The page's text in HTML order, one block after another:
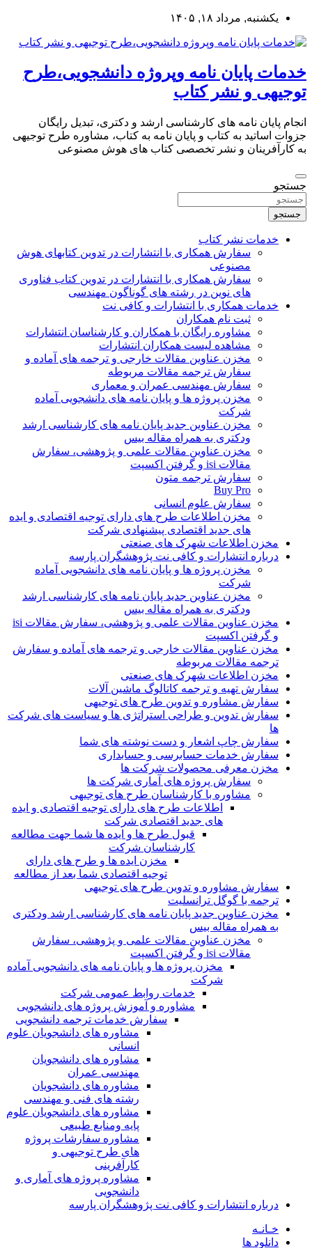
بروید
یکشنبه, مرداد ۱۸, ۱۴۰۵
خدمات پایان نامه وپروژه دانشجویی،طرح
توجیهی و نشر کتاب
انجام پایان نامه های کارشناسی ارشد و دکتری، تبدیل رایگان
جزوات اساتید به کتاب و پایان نامه به کتاب، مشاوره طرح توجیهی
به کارآفرینان و نشر تخصصی کتاب های هوش مصنوعی
جستجو
جستجو
خدمات نشر کتاب
سفارش همکاری با انتشارات در تدوین کتابهای هوش
مصنوعی
سفارش همکاری با انتشارات در تدوین کتاب فناوری
های نوین در رشته های گوناگون مهندسی
خدمات همکاری با انتشارات و کافی نت
ثبت نام همکاران
مشاوره رایگان با همکاران و کارشناسان انتشارات
مشاهده لیست همکاران انتشارات
مخزن عناوین مقالات خارجی و ترجمه های آماده و
سفارش ترجمه مقالات مربوطه
سفارش مهندسی عمران و معماری
مخزن پروژه ها و پایان نامه های دانشجویی آماده
شرکت
مخزن عناوین جدید پایان نامه های کارشناسی ارشد
ودکتری به همراه مقاله بیس
مخزن عناوین مقالات علمی و پژوهشی، سفارش
مقالات isi و گرفتن اکسپت
سفارش ترجمه متون
Buy Pro
سفارش علوم انسانی
مخزن اطلاعات طرح های دارای توجیه اقتصادی و ایده
های جدید اقتصادی پیشنهادی شرکت
مخزن اطلاعات شهرک های صنعتی
درباره انتشارات و کافی نت پژوهشگران پارسه
مخزن پروژه ها و پایان نامه های دانشجویی آماده
شرکت
مخزن عناوین جدید پایان نامه های کارشناسی ارشد
ودکتری به همراه مقاله بیس
مخزن عناوین مقالات علمی و پژوهشی، سفارش مقالات isi
و گرفتن اکسپت
مخزن عناوین مقالات خارجی و ترجمه های آماده و سفارش
ترجمه مقالات مربوطه
مخزن اطلاعات شهرک های صنعتی
سفارش تهیه و ترجمه کاتالوگ ماشین آلات
سفارش مشاوره و تدوین طرح های توجیهی
سفارش تدوین و طراحی استراتژی ها و سیاست های شرکت
ها
سفارش چاپ اشعار و دست نوشته های شما
سفارش خدمات حسابرسی و حسابداری
مخزن معرفی محصولات شرکت ها
سفارش پروژه های آماری شرکت ها
مشاوره با کارشناسان طرح های توجیهی
اطلاعات طرح های دارای توجیه اقتصادی و ایده
های جدید اقتصادی شرکت
قبول طرح ها و ایده ها شما جهت مطالعه
کارشناسان شرکت
مخزن ایده ها و طرح های دارای
توجیه اقتصادی شما بعد از مطالعه
سفارش مشاوره و تدوین طرح های توجیهی
ترجمه با گوگل ترانسلیت
مخزن عناوین جدید پایان نامه های کارشناسی ارشد ودکتری
به همراه مقاله بیس
مخزن عناوین مقالات علمی و پژوهشی، سفارش
مقالات isi و گرفتن اکسپت
مخزن پروژه ها و پایان نامه های دانشجویی آماده
شرکت
خدمات روابط عمومی شرکت
مشاوره و آموزش پروژه های دانشجویی
سفارش خدمات ترجمه دانشجویی
مشاوره های دانشجویان علوم
انسانی
مشاوره های دانشجویان
مهندسی عمران
مشاوره های دانشجویان
رشته های فنی و مهندسی
مشاوره های دانشجویان علوم
پایه ومنابع طبیعی
مشاوره سفارشات پروژه
های طرح توجیهی و
کارآفرینی
مشاوره پروژه های آماری و
دانشجویی
درباره انتشارات و کافی نت پژوهشگران پارسه
خـانـه
دانلود ها